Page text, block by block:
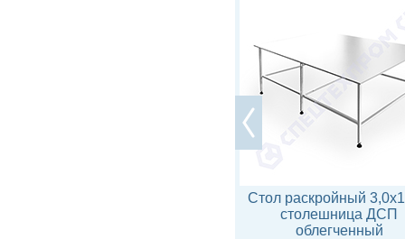
Стол раскройный
столешница ДСП
облегченный